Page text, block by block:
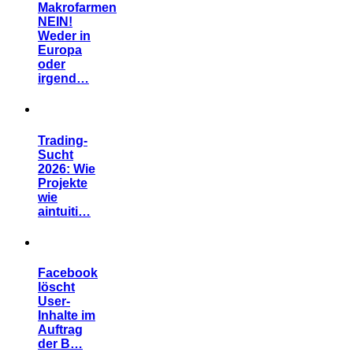
Makrofarmen
NEIN!
Weder in
Europa
oder
irgend…
Trading-
Sucht
2026: Wie
Projekte
wie
aintuiti…
Facebook
löscht
User-
Inhalte im
Auftrag
der B…